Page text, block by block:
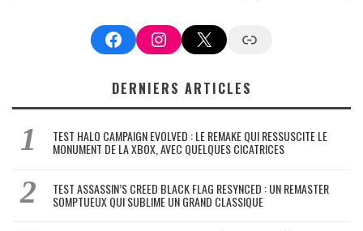
FacebookInstagram
X Google News
DERNIERS ARTICLES
TEST HALO CAMPAIGN EVOLVED : LE REMAKE QUI RESSUSCITE LE
MONUMENT DE LA XBOX, AVEC QUELQUES CICATRICES
TEST ASSASSIN’S CREED BLACK FLAG RESYNCED : UN REMASTER
SOMPTUEUX QUI SUBLIME UN GRAND CLASSIQUE